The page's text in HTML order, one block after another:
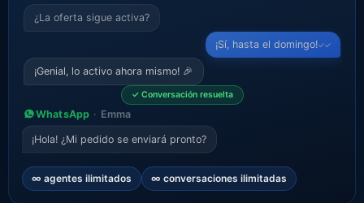
Elasticsearch
GitLab
GitLab Runner
Grafana
¿La oferta sigue activa?
¡Sí, hasta el domingo!✓✓
¡Genial, lo activo ahora mismo! 🎉
✓ Conversación resuelta
WhatsApp Emma
¡Hola! ¿Mi pedido se enviará pronto?
∞ agentes ilimitados ∞ conversaciones ilimitadas